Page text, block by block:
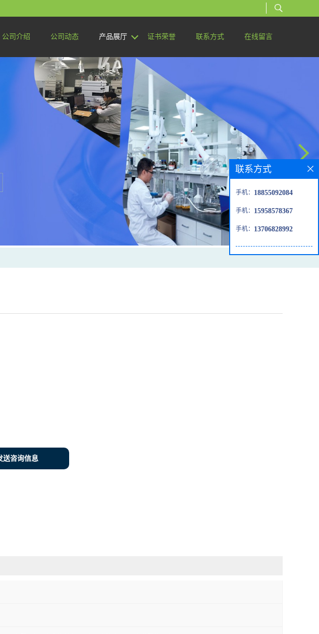
公司介绍 公司动态 产品展厅 证书荣誉 联系方式 在线留言
送咨询信息
联系方式
手机： 18855092084
手机： 15958578367
手机： 13706828992